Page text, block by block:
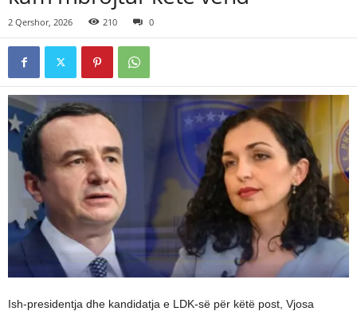
2 Qershor, 2026 210 0
Ish-presidentja dhe kandidatja e LDK-së për këtë post, Vjosa